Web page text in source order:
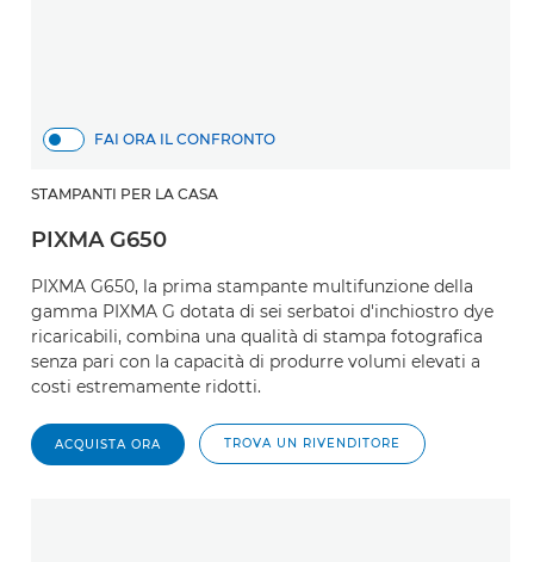
FAI ORA IL CONFRONTO
STAMPANTI PER LA CASA
PIXMA G650
PIXMA G650, la prima stampante multifunzione della
gamma PIXMA G dotata di sei serbatoi d'inchiostro dye
ricaricabili, combina una qualità di stampa fotografica
senza pari con la capacità di produrre volumi elevati a
costi estremamente ridotti.
ACQUISTA ORA TROVA UN RIVENDITORE